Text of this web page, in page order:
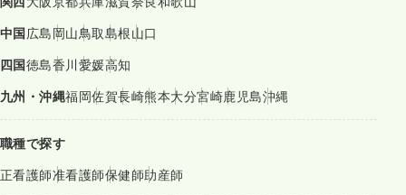
中国広島岡山鳥取島根山口
四国徳島香川愛媛高知
九州・沖縄福岡佐賀長崎熊本大分宮崎鹿児島沖縄
職種で探す
正看護師准看護師保健師助産師